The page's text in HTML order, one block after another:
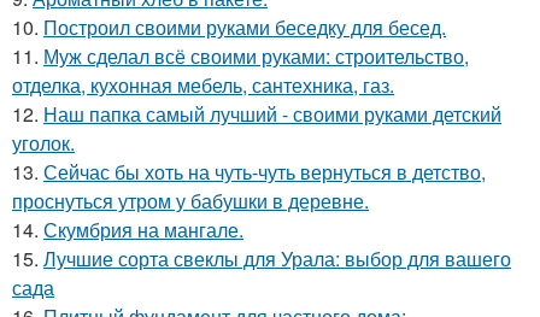
10. Построил своими руками беседку для бесед.
11. Муж сделал всё своими руками: строительство,
отделка, кухонная мебель, сантехника, газ.
12. Наш папка самый лучший - своими руками детский
уголок.
13. Сейчас бы хоть на чуть-чуть вернуться в детство,
проснуться утром у бабушки в деревне.
14. Скумбрия на мангале.
15. Лучшие сорта свеклы для Урала: выбор для вашего
сада